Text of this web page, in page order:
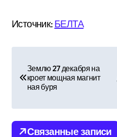
Источник: БЕЛТА
и
Землю 27 декабря на
кроет мощная магнит
ная буря
Связанные записи